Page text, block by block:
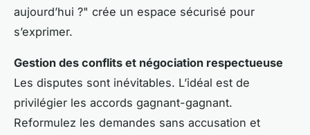
aujourd’hui ?" crée un espace sécurisé pour
s’exprimer.
Gestion des conflits et négociation respectueuse
Les disputes sont inévitables. L’idéal est de
privilégier les accords gagnant-gagnant.
Reformulez les demandes sans accusation et